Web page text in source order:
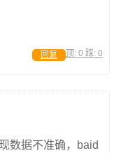
顶: 0 踩: 0
回复
数据不准确，baid